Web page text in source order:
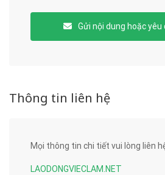
Gửi nội dung hoặc yêu
Thông tin liên hệ
Mọi thông tin chi tiết vui lòng liên
LAODONGVIECLAM.NET